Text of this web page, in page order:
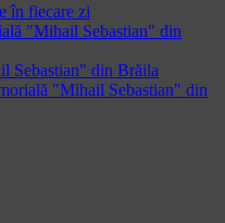
în fiecare zi
"Mihail Sebastian" din
Sebastian" din Brăila
"Mihail Sebastian" din